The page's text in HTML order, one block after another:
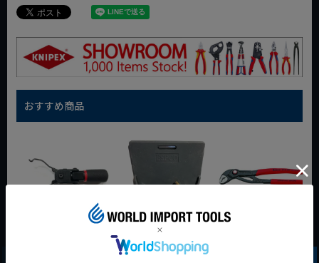
おすすめ商品
WIT マグネットツー
ルマット ブラック